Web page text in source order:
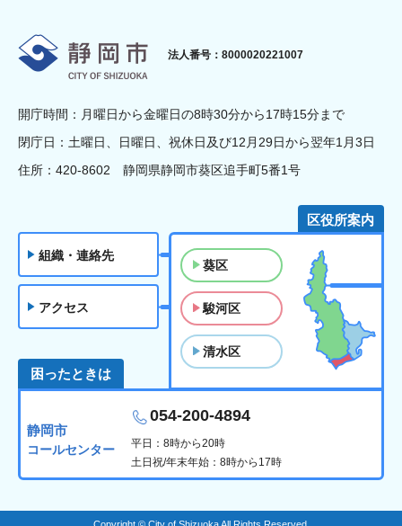
静岡市
法人番号：8000020221007
開庁時間：月曜日から金曜日の8時30分から17時15分まで
閉庁日：土曜日、日曜日、祝休日及び12月29日から翌年1月3日
住所：420-8602 静岡県静岡市葵区追手町5番1号
組織・連絡先
アクセス
区役所案内
葵区
駿河区
清水区
困ったときは
静岡市
コールセンター
054-200-4894
平日：8時から20時
土日祝/年末年始：8時から17時